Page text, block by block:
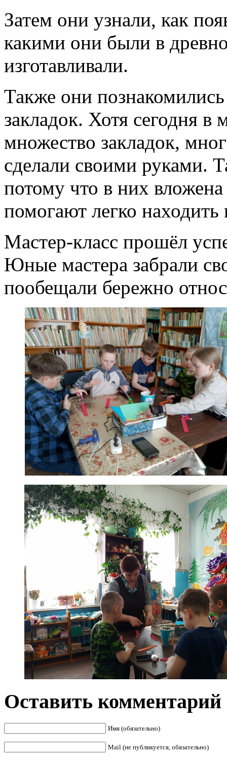
Затем они узнали, как
какими они были в
изготавливали.
Также они
закладок. Хотя сегодня
множество закладок,
сделали своими руками.
потому что в них
помогают легко
Мастер-класс прошёл
Юные мастера забрали
пообещали бережно
Оставить комментарий
Имя (обязательно)
Mail (не публикуется, обязательно)